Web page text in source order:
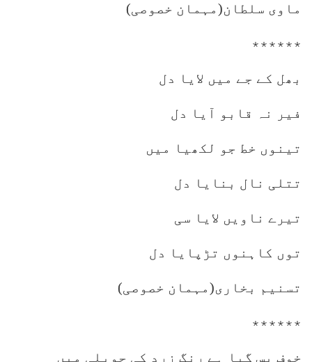
ماوی سلطان(مہمان خصوصی)
٭٭٭٭٭٭
بھل کے جے میں لایا دل
فیر نہ قابو آیا دل
تینوں خط جو لکھیا میں
تتلی نال بنایا دل
تیرے ناویں لایا سی
توں کاہنوں تڑپایا دل
تسنیم بخاری(مہمان خصوصی)
٭٭٭٭٭٭
خوف بس گیا ہے رنگ زرد کی حویلی میں